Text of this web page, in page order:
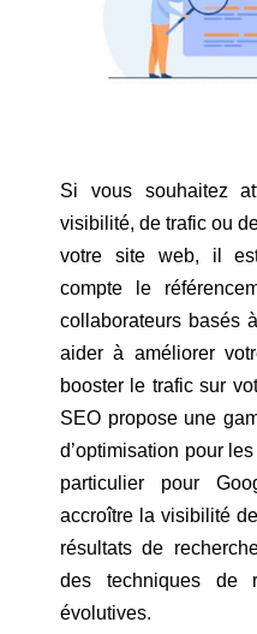
Si vous souhaitez
visibilité, de trafic ou
votre site web, il
compte le
collaborateurs basés à
aider à améliorer
booster le trafic sur
SEO propose une
d’optimisation pour
particulier pour
accroître la visibilité
résultats de
des techniques de
évolutives.